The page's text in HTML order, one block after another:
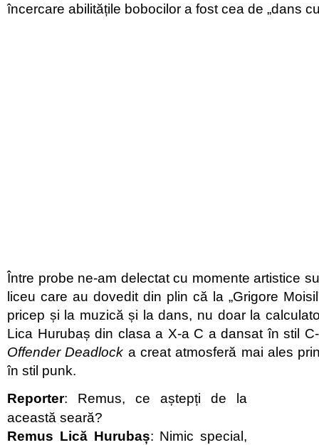
încercare abilitățile bobocilor a fost cea de „dans
Între probe ne-am delectat cu momente artistice
liceu care au dovedit din plin că la „Grigore
pricep și la muzică și la dans, nu doar la
Lica Hurubaș din clasa a X-a C a dansat în stil
Offender Deadlock a creat atmosferă mai ales
în stil punk.
Reporter: Remus, ce aștepți de la
această seară?
Remus Lică Hurubaș: Nimic special,